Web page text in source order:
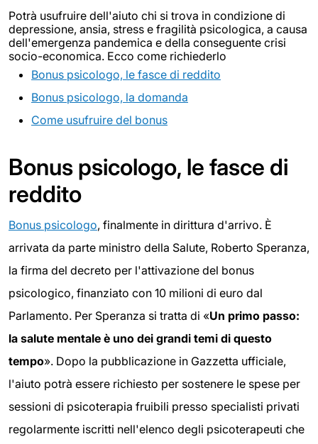
Potrà usufruire dell'aiuto chi si trova in condizione di
depressione, ansia, stress e fragilità psicologica, a causa
dell'emergenza pandemica e della conseguente crisi
socio-economica. Ecco come richiederlo
Bonus psicologo, le fasce di reddito
Bonus psicologo, la domanda
Come usufruire del bonus
Bonus psicologo, le fasce di
reddito
Bonus psicologo, finalmente in dirittura d'arrivo. È
arrivata da parte ministro della Salute, Roberto Speranza,
la firma del decreto per l'attivazione del bonus
psicologico, finanziato con 10 milioni di euro dal
Parlamento. Per Speranza si tratta di «Un primo passo:
la salute mentale è uno dei grandi temi di questo
tempo». Dopo la pubblicazione in Gazzetta ufficiale,
l'aiuto potrà essere richiesto per sostenere le spese per
sessioni di psicoterapia fruibili presso specialisti privati
regolarmente iscritti nell'elenco degli psicoterapeuti che